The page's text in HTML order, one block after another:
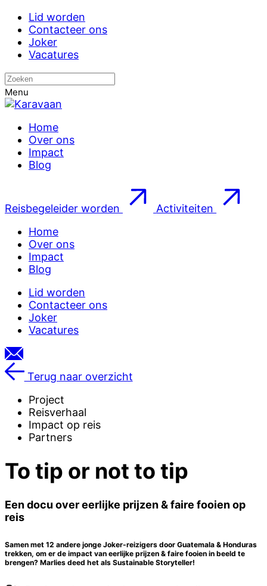
Lid worden
Contacteer ons
Joker
Vacatures
Menu
Home
Over ons
Impact
Blog
Reisbegeleider worden
Activiteiten
Home
Over ons
Impact
Blog
Lid worden
Contacteer ons
Joker
Vacatures
Terug naar overzicht
Project
Reisverhaal
Impact op reis
Partners
To tip or not to tip
Een docu over eerlijke prijzen & faire fooien op
reis
Samen met 12 andere jonge Joker-reizigers door Guatemala & Honduras
trekken, om er de impact van eerlijke prijzen & faire fooien in beeld te
brengen? Marlies deed het als Sustainable Storyteller!